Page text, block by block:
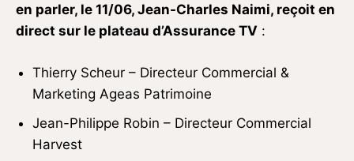
en parler, le 11/06, Jean-Charles Naimi, reçoit en
direct sur le plateau d’Assurance TV :
Thierry Scheur – Directeur Commercial &
Marketing Ageas Patrimoine
Jean-Philippe Robin – Directeur Commercial
Harvest